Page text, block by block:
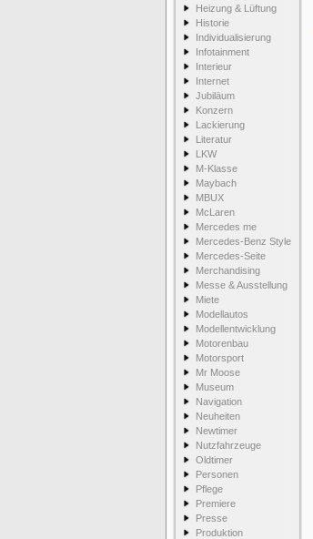
Heizung & Lüftung
Historie
Individualisierung
Infotainment
Interieur
Internet
Jubiläum
Konzern
Lackierung
Literatur
LKW
M-Klasse
Maybach
MBUX
McLaren
Mercedes me
Mercedes-Benz Style
Mercedes-Seite
Merchandising
Messe & Ausstellung
Miete
Modellautos
Modellentwicklung
Motorenbau
Motorsport
Mr Moose
Museum
Navigation
Neuheiten
Newtimer
Nutzfahrzeuge
Oldtimer
Personen
Pflege
Premiere
Presse
Produktion